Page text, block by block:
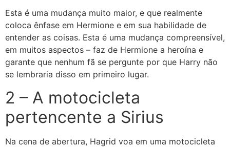
Esta é uma mudança muito maior, e que realmente
coloca ênfase em Hermione e em sua habilidade de
entender as coisas. Esta é uma mudança compreensível,
em muitos aspectos – faz de Hermione a heroína e
garante que nenhum fã se pergunte por que Harry não
se lembraria disso em primeiro lugar.
2 – A motocicleta
pertencente a Sirius
Na cena de abertura, Hagrid voa em uma motocicleta